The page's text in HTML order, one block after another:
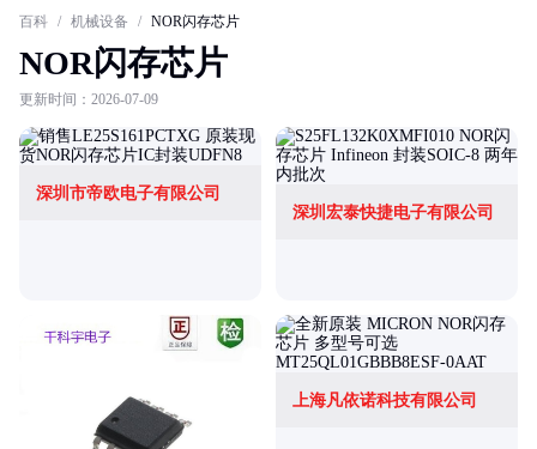
百科 / 机械设备 / NOR闪存芯片
NOR闪存芯片
更新时间：2026-07-09
深圳市帝欧电子有限公司
深圳宏泰快捷电子有限公司
上海凡依诺科技有限公司